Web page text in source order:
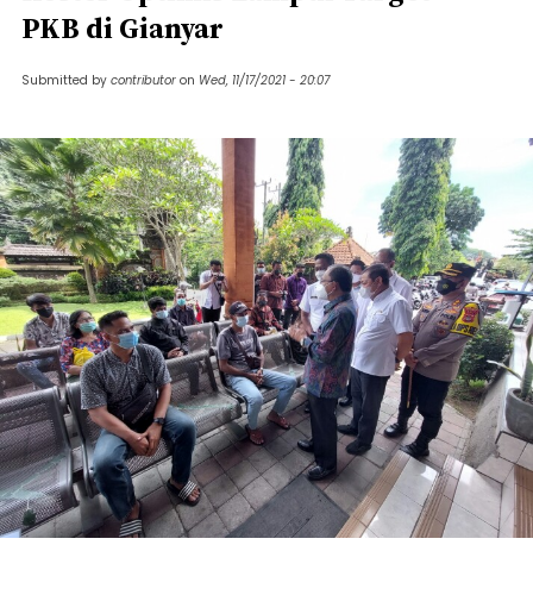
PKB di Gianyar
Submitted by contributor on Wed, 11/17/2021 - 20:07